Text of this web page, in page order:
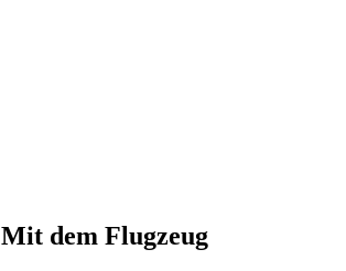
Mit dem Flugzeug